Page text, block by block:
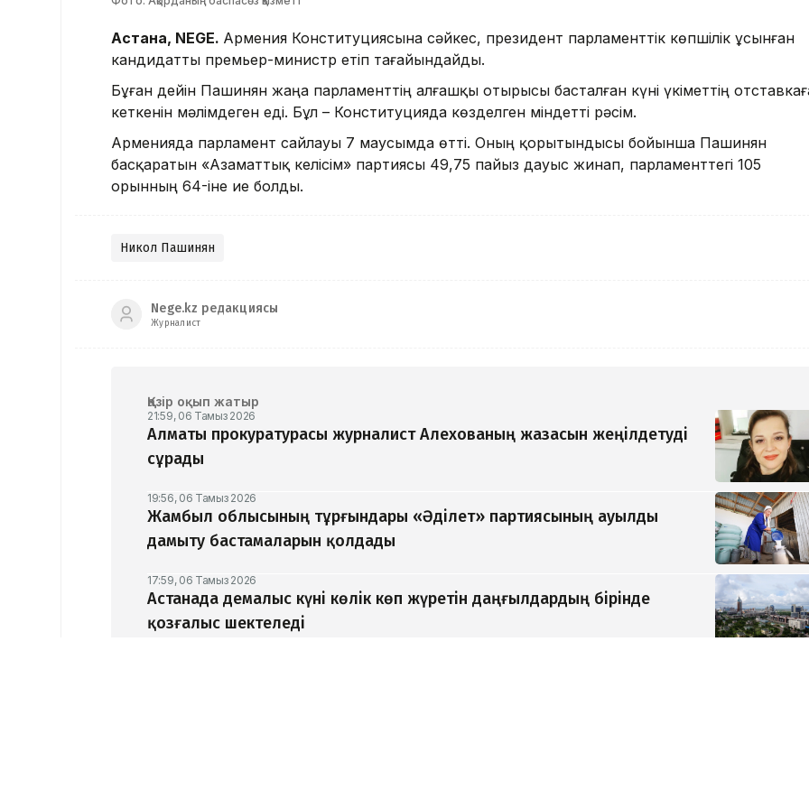
Астана, NEGE. Армения Конституциясына сәйкес, президент парламенттік көпшілік ұсынған
кандидатты премьер-министр етіп тағайындайды.
Бұған дейін Пашинян жаңа парламенттің алғашқы отырысы басталған күні үкіметтің
кеткенін мәлімдеген еді. Бұл – Конституцияда көзделген міндетті рәсім.
Арменияда парламент сайлауы 7 маусымда өтті. Оның қорытындысы бойынша Пашинян
басқаратын «Азаматтық келісім» партиясы 49,75 пайыз дауыс жинап, парламенттегі 105
орынның 64-іне ие болды.
Никол Пашинян
Nege.kz редакциясы
Журналист
Қазір оқып жатыр
21:59, 06 Тамыз 2026
Алматы прокуратурасы журналист Алехованың жазасын жеңілдетуді
сұрады
19:56, 06 Тамыз 2026
Жамбыл облысының тұрғындары «Әділет» партиясының ауылды
дамыту бастамаларын қолдады
17:59, 06 Тамыз 2026
Астанада демалыс күні көлік көп жүретін даңғылдардың бірінде
қозғалыс шектеледі